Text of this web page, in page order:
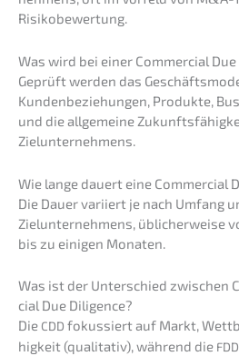
Risikobewertung.
Was wird bei einer Commer­cial
Geprüft werden das
Kunden­be­zie­hun­gen, Produk­te,
und die allge­mei­ne
Zielunternehmens.
Wie lange dauert eine Commer­cial
Die Dauer variiert je nach Umfang
Zielun­ter­neh­mens, üblicher­wei­se
bis zu einigen Monaten.
Was ist der Unter­schied zwischen
cial Due Diligence?
Die CDD fokus­siert auf Markt,
hig­keit (quali­ta­tiv), während die FDD